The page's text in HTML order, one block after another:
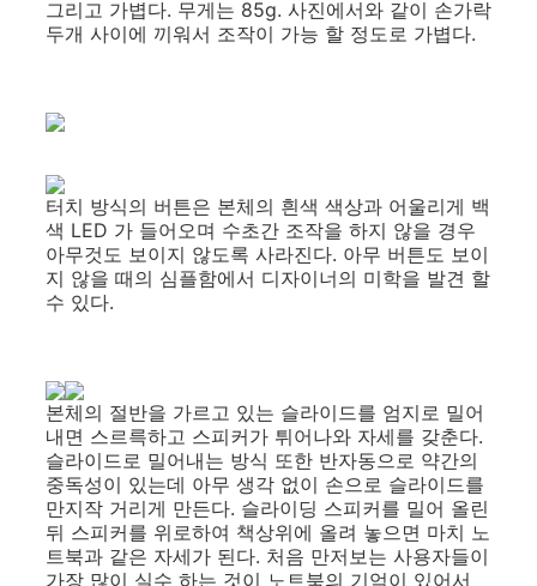
그리고 가볍다. 무게는 85g. 사진에서와 같이 손가락
두개 사이에 끼워서 조작이 가능 할 정도로 가볍다.
터치 방식의 버튼은 본체의 흰색 색상과 어울리게 백
색 LED 가 들어오며 수초간 조작을 하지 않을 경우
아무것도 보이지 않도록 사라진다. 아무 버튼도 보이
지 않을 때의 심플함에서 디자이너의 미학을 발견 할
수 있다.
본체의 절반을 가르고 있는 슬라이드를 엄지로 밀어
내면 스르륵하고 스피커가 튀어나와 자세를 갖춘다.
슬라이드로 밀어내는 방식 또한 반자동으로 약간의
중독성이 있는데 아무 생각 없이 손으로 슬라이드를
만지작 거리게 만든다. 슬라이딩 스피커를 밀어 올린
뒤 스피커를 위로하여 책상위에 올려 놓으면 마치 노
트북과 같은 자세가 된다. 처음 만저보는 사용자들이
가장 많이 실수 하는 것이 노트북의 기억이 있어서